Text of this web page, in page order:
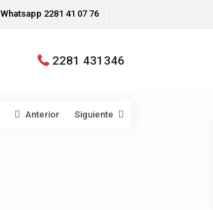
Whatsapp 2281 41 07 76
2281 431346
Anterior Siguiente